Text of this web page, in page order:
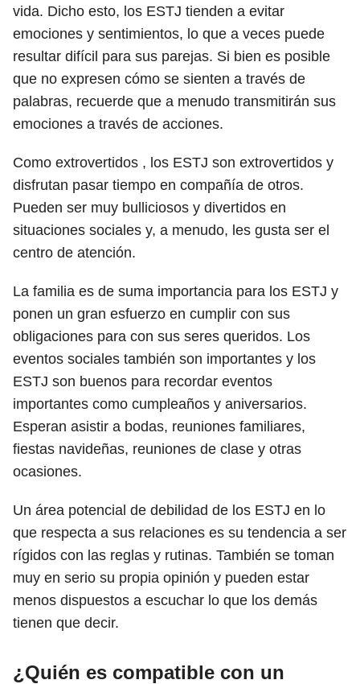
vida. Dicho esto, los ESTJ tienden a evitar
emociones y sentimientos, lo que a veces puede
resultar difícil para sus parejas. Si bien es posible
que no expresen cómo se sienten a través de
palabras, recuerde que a menudo transmitirán sus
emociones a través de acciones.
Como extrovertidos , los ESTJ son extrovertidos y
disfrutan pasar tiempo en compañía de otros.
Pueden ser muy bulliciosos y divertidos en
situaciones sociales y, a menudo, les gusta ser el
centro de atención.
La familia es de suma importancia para los ESTJ y
ponen un gran esfuerzo en cumplir con sus
obligaciones para con sus seres queridos. Los
eventos sociales también son importantes y los
ESTJ son buenos para recordar eventos
importantes como cumpleaños y aniversarios.
Esperan asistir a bodas, reuniones familiares,
fiestas navideñas, reuniones de clase y otras
ocasiones.
Un área potencial de debilidad de los ESTJ en lo
que respecta a sus relaciones es su tendencia a ser
rígidos con las reglas y rutinas. También se toman
muy en serio su propia opinión y pueden estar
menos dispuestos a escuchar lo que los demás
tienen que decir.
¿Quién es compatible con un